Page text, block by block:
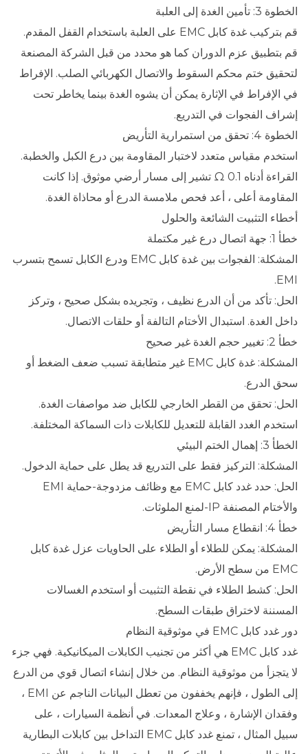
الخطوة 3: تأمين الغدة إلى العلبة
قم بتركيب غدة كابل EMC على العلبة باستخدام القفل المقدم.
قم بتطبيق عزم الدوران كما هو محدد من قبل الشركة المصنعة
لتحقيق ختم محكم السقوط والاتصال الكهربائي الصلب. الإفراط
في الإفراط في الإثارة يمكن أن يشوه الغدة بينما يخاطر تحت
إشراف الفجوات في التدريع.
الخطوة 4: تحقق من استمرارية التأريض
استخدم مقياس متعدد لاختبار المقاومة بين درع الكبل والخطبة.
القراءة أدناه 0.1 Ω تشير إلى مسار أرضي موثوق. إذا كانت
المقاومة أعلى ، أعد فحص ملامسة الدرع أو محاذاة الغدة.
أخطاء التثبيت الشائعة والحلول
خطأ 1: جهة اتصال درع غير مكتملة
المشكلة: الفجوات بين غدة كابل EMC ودرع الكابل تسمح بتسرب
EMI.
الحل: تأكد من أن الدرع نظيف ، وتجريده بشكل صحيح ، وتركز
داخل الغدة. استبدال الأختام التالفة أو حلقات الاتصال.
خطأ 2: تغيير حجم الغدة غير صحيح
المشكلة: غدة كابل EMC غير متطابقة تسبب ضعف الضغط أو
سحق الدرع.
الحل: تحقق من القطر الخارجي للكابل ضد مواصفات الغدة.
استخدم الغدد القابلة للتعديل للكابلات ذات السماكة المختلفة.
الخطأ 3: إهمال الختم البيئي
المشكلة: التركيز فقط على التدريع قد يطل على حماية الدخول.
الحل: حدد غدد كابل EMC مع وظائف مزدوجة-حماية EMI
والأختام المصنفة IP-لمنع الملوثات.
خطأ 4: انقطاع مسار التأريض
المشكلة: يمكن للطلاء أو الطلاء على الحاويات عزل غدة كابل
EMC من سطح الأرض.
الحل: كشط الطلاء في نقطة التثبيت أو استخدم الغسالات
المسننة لاختراق طبقات السطح.
دور غدد كابل EMC في موثوقية النظام
غدد كابل EMC هي أكثر من تجنيب الكابلات الميكانيكية. فهي جزء
لا يتجزأ من موثوقية النظام. من خلال إنشاء اتصال قوي من الدرع
إلى الطول ، فإنهم يخففون من تعطل البيانات الناجم عن EMI ،
وفقدان الإشارة ، وعلاج المعدات. في أنظمة السيارات ، على
سبيل المثال ، تمنع غدد كابل EMC التداخل بين كابلات البطارية